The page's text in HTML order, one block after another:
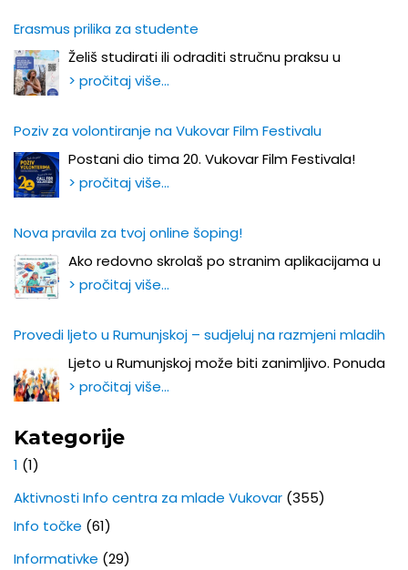
Erasmus prilika za studente
Želiš studirati ili odraditi stručnu praksu u
> pročitaj više…
Poziv za volontiranje na Vukovar Film Festivalu
Postani dio tima 20. Vukovar Film Festivala!
> pročitaj više…
Nova pravila za tvoj online šoping!
Ako redovno skrolaš po stranim aplikacijama u
> pročitaj više…
Provedi ljeto u Rumunjskoj – sudjeluj na razmjeni mladih
Ljeto u Rumunjskoj može biti zanimljivo. Ponuda
> pročitaj više…
Kategorije
1 (1)
Aktivnosti Info centra za mlade Vukovar (355)
Info točke (61)
Informativke (29)